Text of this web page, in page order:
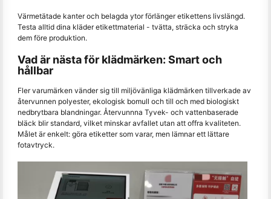
Värmetätade kanter och belagda ytor förlänger etikettens livslängd.
Testa alltid dina kläder etikettmaterial - tvätta, sträcka och stryka
dem före produktion.
Vad är nästa för klädmärken: Smart och
hållbar
Fler varumärken vänder sig till miljövänliga klädmärken tillverkade av
återvunnen polyester, ekologisk bomull och till och med biologiskt
nedbrytbara blandningar. Återvunnna Tyvek- och vattenbaserade
bläck blir standard, vilket minskar avfallet utan att offra kvaliteten.
Målet är enkelt: göra etiketter som varar, men lämnar ett lättare
fotavtryck.